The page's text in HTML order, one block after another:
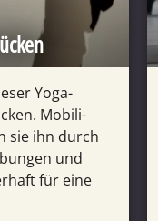
Yoga-
Mobili­
sie ihn durch
und
für eine